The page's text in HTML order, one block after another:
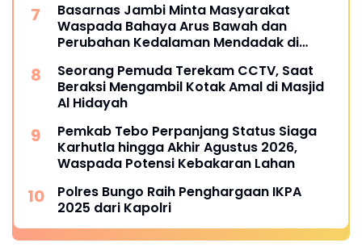
Basarnas Jambi Minta Masyarakat
Waspada Bahaya Arus Bawah dan
Perubahan Kedalaman Mendadak di
Batanghari
Seorang Pemuda Terekam CCTV, Saat
Beraksi Mengambil Kotak Amal di Masjid
Al Hidayah
Pemkab Tebo Perpanjang Status Siaga
Karhutla hingga Akhir Agustus 2026,
Waspada Potensi Kebakaran Lahan
Polres Bungo Raih Penghargaan IKPA
2025 dari Kapolri